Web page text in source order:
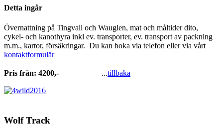
Detta ingår
Övernattning på Tingvall och Wauglen, mat och måltider dito,
cykel- och kanothyra inkl ev. transporter, ev. transport av packning
m.m., kartor, försäkringar. Du kan boka via telefon eller via vårt
kontaktformulär
Pris från: 4200,- ...tillbaka
Wolf Track